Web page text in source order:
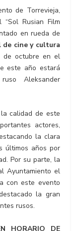
de Torrevieja,
Rusian Film
en rueda de
de cine y cultura
octubre en el
este año estará
Aleksander
calidad de este
actores,
la clara
últimos años por
Por su parte, la
Ayuntamiento el
con este evento
la gran
rusos.
HORARIO DE